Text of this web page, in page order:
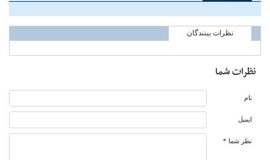
نظرات بینندگان
نظرات شما
نام
ایمیل
نظر شما *